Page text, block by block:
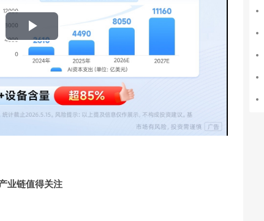
播
放
视
频
业链值得关注